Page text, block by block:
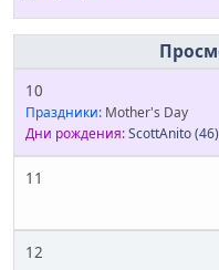
10
Праздники: Mother's Day
Дни рождения:ScottAnito(46)
11
12